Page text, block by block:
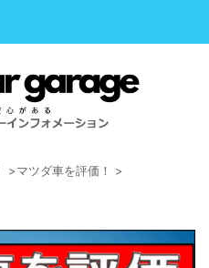
>マツダ車を評価！ >